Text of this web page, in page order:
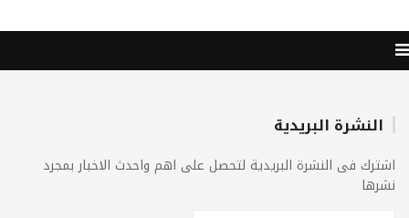
النشرة البريدية
فى النشرة البريدية لتحصل على اهم واحدث الاخبار بمجرد